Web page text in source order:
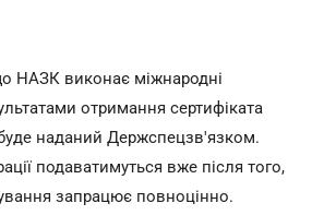
НАЗК виконає міжнародні
отримання сертифіката
буде наданий Держспецзв'язком.
подаватимуться вже після того,
запрацює повноцінно.